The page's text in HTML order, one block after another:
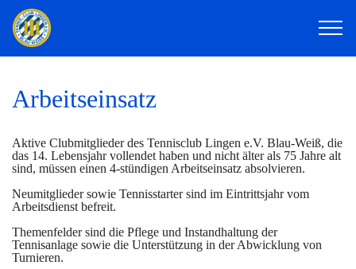
Arbeitseinsatz
Aktive Clubmitglieder des Tennisclub Lingen e.V. Blau-Weiß, die
das 14. Lebensjahr vollendet haben und nicht älter als 75 Jahre alt
sind, müssen einen 4-stündigen Arbeitseinsatz absolvieren.
Neumitglieder sowie Tennisstarter sind im Eintrittsjahr vom
Arbeitsdienst befreit.
Themenfelder sind die Pflege und Instandhaltung der
Tennisanlage sowie die Unterstützung in der Abwicklung von
Turnieren.